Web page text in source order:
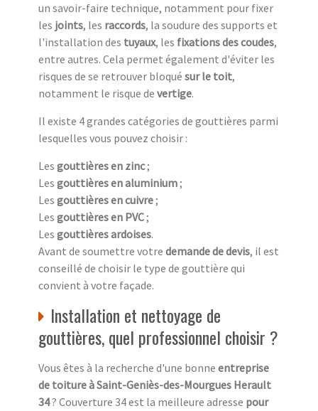
un savoir-faire technique, notamment pour fixer
les joints, les raccords, la soudure des supports et
l'installation des tuyaux, les fixations des coudes,
entre autres. Cela permet également d'éviter les
risques de se retrouver bloqué sur le toit,
notamment le risque de vertige.
Il existe 4 grandes catégories de gouttières parmi
lesquelles vous pouvez choisir :
Les gouttières en zinc;
Les gouttières en aluminium;
Les gouttières en cuivre;
Les gouttières en PVC;
Les gouttières ardoises.
Avant de soumettre votre demande de devis, il est
conseillé de choisir le type de gouttière qui
convient à votre façade.
Installation et nettoyage de
gouttières, quel professionnel choisir ?
Vous êtes à la recherche d'une bonne entreprise
de toiture à Saint-Geniès-des-Mourgues Herault
34? Couverture 34 est la meilleure adresse pour